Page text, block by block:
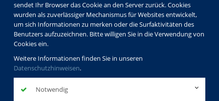
sendet Ihr Browser das Cookie an den Server zurück. Cookies
wurden als zuverlässiger Mechanismus für Websites entwickelt,
um sich Informationen zu merken oder die Surfaktivitäten des
Benutzers aufzuzeichnen. Bitte willigen Sie in die Verwendung von
Cookies ein.
Weitere Informationen finden Sie in unseren
Datenschutzhinweisen.
Notwendig
vhsCard – Ihre Lizenz zum Bilden
vhsCard – Ihre Lizenz zum
Bilden
Träumen Sie sich in die schönsten Ecken der Welt. Reisen Sie
durch die Zeit zu den wichtigsten Ereignissen der Geschichte